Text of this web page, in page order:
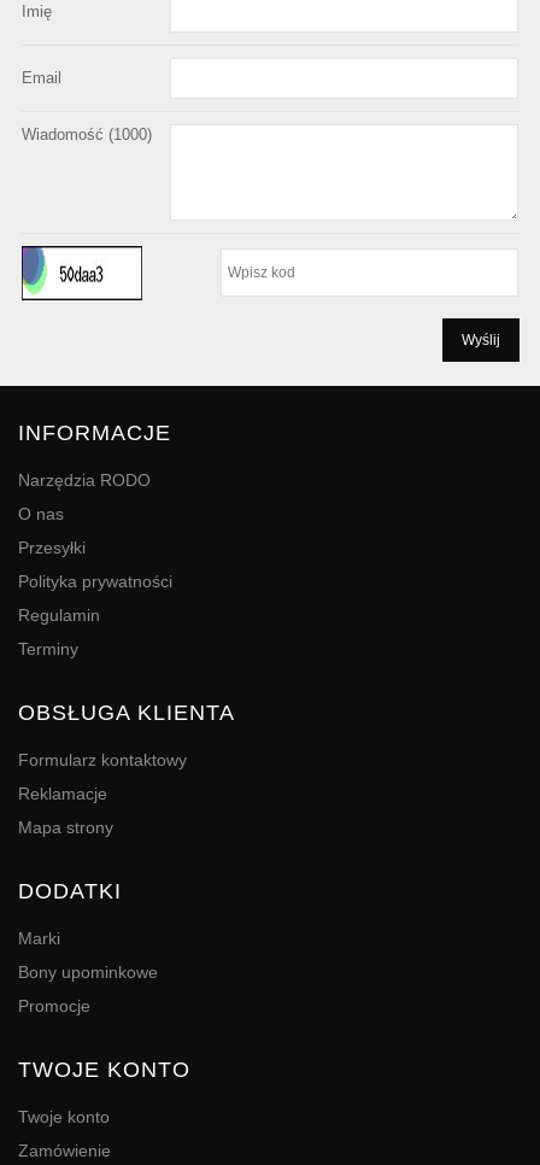
Imię
Email
Wiadomość (1000)
INFORMACJE
Narzędzia RODO
O nas
Przesyłki
Polityka prywatności
Regulamin
Terminy
OBSŁUGA KLIENTA
Formularz kontaktowy
Reklamacje
Mapa strony
DODATKI
Marki
Bony upominkowe
Promocje
TWOJE KONTO
Twoje konto
Zamówienie